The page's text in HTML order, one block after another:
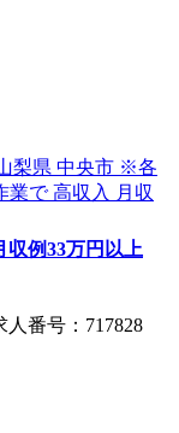
収例33万円以上
番号：717828